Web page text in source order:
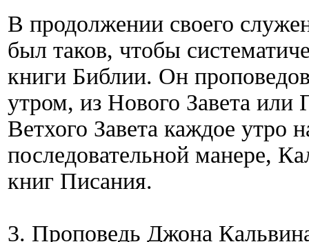
В продолжении своего
был таков, чтобы
книги Библии. Он
утром, из Нового Завета
Ветхого Завета каждое утро
последовательной манере,
книг Писания.
3. Проповедь Джона